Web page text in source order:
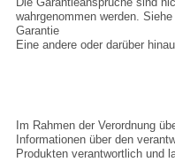
wahrgenommen werden.
Garantie
Eine andere oder darüber
Im Rahmen der Verordnung
Informationen über den
Produkten verantwortlich und